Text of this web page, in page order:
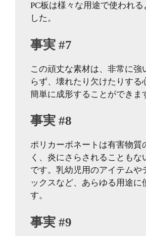
PC板は様々な用途で使われる
した。
事実 #7
この頑丈な素材は、非常に強
らず、壊れたり欠けたりする
簡単に成形することができま
事実 #8
ポリカーボネートは有害物質
く、炎にさらされることもな
です。乳幼児用のアイテムや
ックスなど、あらゆる用途に
す。
事実 #9